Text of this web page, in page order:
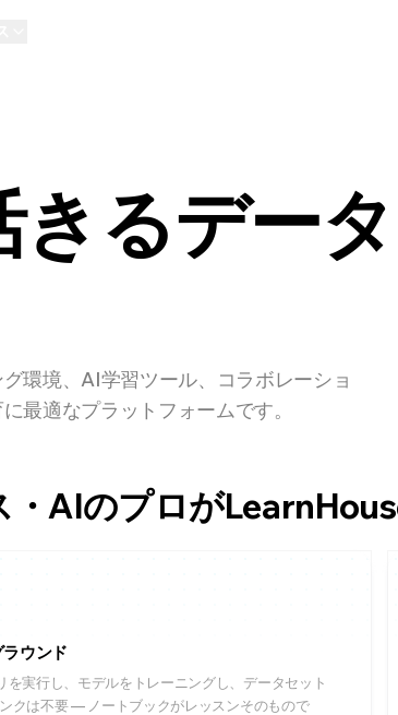
きるデー
環境、AI学習ツール、コラボレーショ
最適なプラットフォームです。
AIのプロが
ウンド
実行し、モデルをトレーニングし、データセット
クは不要 — ノートブックがレッスンそのもので